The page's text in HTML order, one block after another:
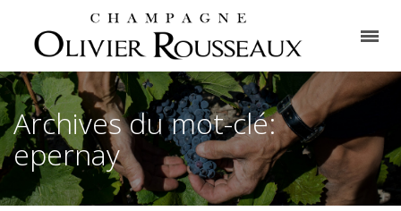
Archives du mot-clé:
epernay